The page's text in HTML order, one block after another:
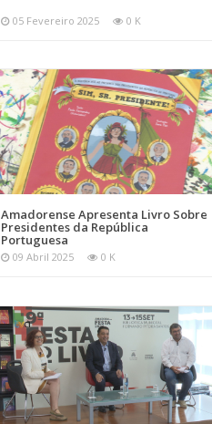
05 Fevereiro 2025 0 K
Amadorense Apresenta Livro Sobre
Presidentes da República
Portuguesa
09 Abril 2025 0 K